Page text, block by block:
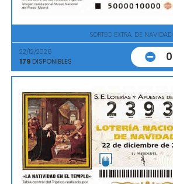
SORTEO EXTRA. DE NAVIDAD
22/12/2026
179 DISPONIBLES 0